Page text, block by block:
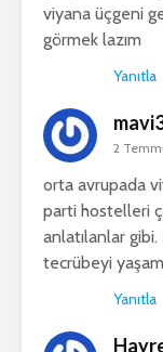
viyana üçgeni
görmek lazım
Yanıtla
2
orta avrupada
parti hostelleri
anlatılanlar
tecrübeyi
Yanıtla